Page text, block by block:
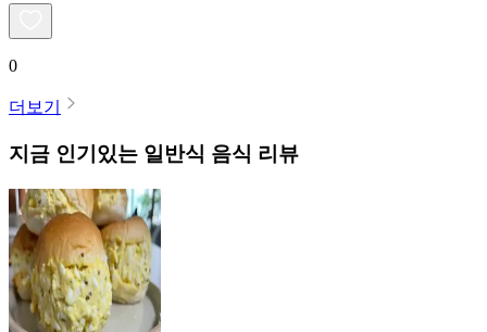
0
더보기
지금 인기있는 일반식 음식 리뷰